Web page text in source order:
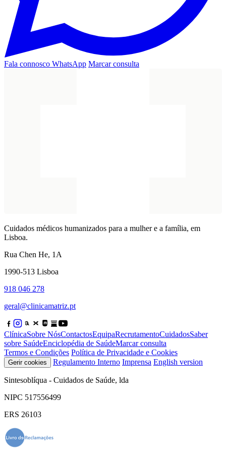
Fala connosco WhatsApp Marcar consulta
Cuidados médicos humanizados para a mulher e a família, em
Lisboa.
Rua Chen He, 1A
1990-513 Lisboa
918 046 278
geral@clinicamatriz.pt
ClínicaSobre NósContactosEquipaRecrutamentoCuidadosSaber
sobre SaúdeEnciclopédia de SaúdeMarcar consulta
Termos e Condições Política de Privacidade e Cookies
Gerir cookies Regulamento Interno Imprensa English version
Sintesoblíqua - Cuidados de Saúde, lda
NIPC 517556499
ERS 26103